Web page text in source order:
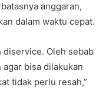
anggaran,
dalam waktu cepat.
diservice. Oleh sebab
bisa dilakukan
tidak perlu resah,”